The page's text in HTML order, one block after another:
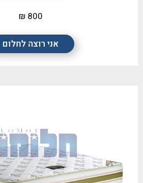
אני רוצה לחלום
800 ₪